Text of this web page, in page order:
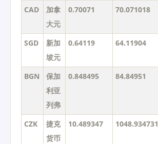
CAD
加拿
大元
0.70071 70.071018
SGD
新加
坡元
0.64119 64.11904
BGN
保加
利亚
列弗
0.848495 84.84951
CZK
捷克
货币
10.489347 1048.934731